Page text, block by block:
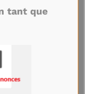
tant que